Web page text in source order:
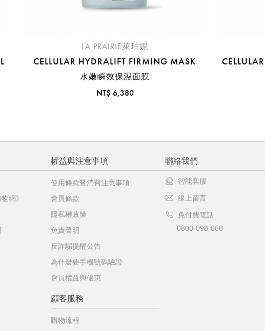
LA PRAIRIE萊珀妮
CELLULAR HYDRALIFT FIRMING MASK
水嫩瞬效保濕面膜
NT$ 6,380
網》
權益與注意事項
使用條款暨消費注意事項
會員條款
隱私權政策
免責聲明
反詐騙提醒公告
為什麼要手機號碼驗證
會員權益與優惠
顧客服務
購物流程
聯絡我們
智能客服
線上留言
免付費電話
0800-098-668